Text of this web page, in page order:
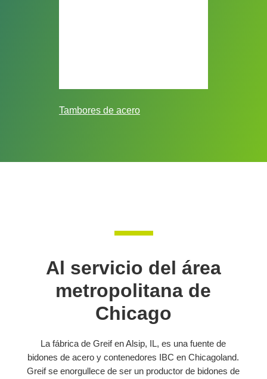
Tambores de acero
Al servicio del área
metropolitana de
Chicago
La fábrica de Greif en Alsip, IL, es una fuente de
bidones de acero y contenedores IBC en Chicagoland.
Greif se enorgullece de ser un productor de bidones de